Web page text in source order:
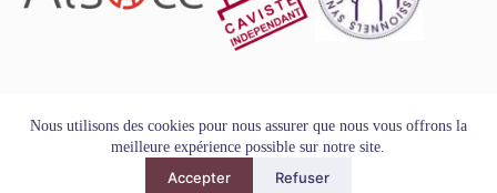
Nous utilisons des cookies pour nous assurer que nous vous offrons la
meilleure expérience possible sur notre site.
Accepter Refuser
avec modération.
Tous droits réservés - Copyright VINAMOS © 2026
Conditions Générales de Vente